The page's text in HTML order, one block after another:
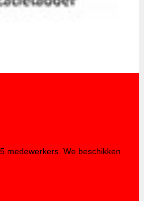
medewerkers. We beschikken